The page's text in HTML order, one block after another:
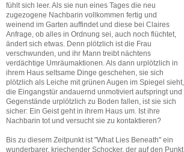
fühlt sich leer. Als sie nun eines Tages die neu
zugezogene Nachbarin vollkommen fertig und
weinend im Garten auffindet und diese bei Claires
Anfrage, ob alles in Ordnung sei, auch noch flüchtet,
ändert sich etwas. Denn plötzlich ist die Frau
verschwunden, und ihr Mann treibt nächtens
verdächtige Umräumaktionen. Als dann urplötzlich in
ihrem Haus seltsame Dinge geschehen, sie sich
plötzlich als Leiche mit grünen Augen im Spiegel sieht,
die Eingangstür andauernd unmotiviert aufspringt und
Gegenstände urplötzlich zu Boden fallen, ist sie sich
sicher: Ein Geist geht in ihrem Haus um. Ist ihre
Nachbarin tot und versucht sie zu kontaktieren?
Bis zu diesem Zeitpunkt ist "What Lies Beneath" ein
wunderbarer, kriechender Schocker, der auf den Punkt